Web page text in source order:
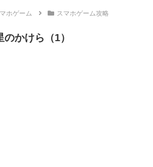
ホゲーム スマホゲーム攻略
のかけら（1）